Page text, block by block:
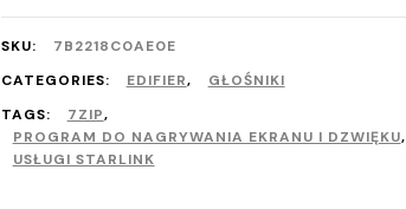
SKU:
7B2218C0AE0E
CATEGORIES:
EDIFIER,
GŁOŚNIKI
TAGS:
7ZIP,
PROGRAM DO NAGRYWANIA EKRANU I DZWIĘKU,
USŁUGI STARLINK